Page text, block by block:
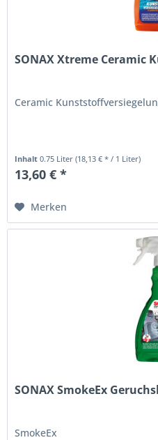
SONAX Xtreme Ceramic
Ceramic
Inhalt0.75 Liter(18,13 € * / 1 Liter)
13,60 € *
Merken
SONAX SmokeEx
SmokeEx